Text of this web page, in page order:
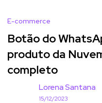
E-commerce
Botão do
produto da
completo
Lorena Santana
15/12/2023